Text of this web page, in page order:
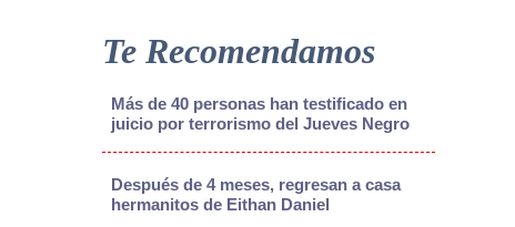
Te Recomendamos
Más de 40 personas han testificado en
juicio por terrorismo del Jueves Negro
Después de 4 meses, regresan a casa
hermanitos de Eithan Daniel